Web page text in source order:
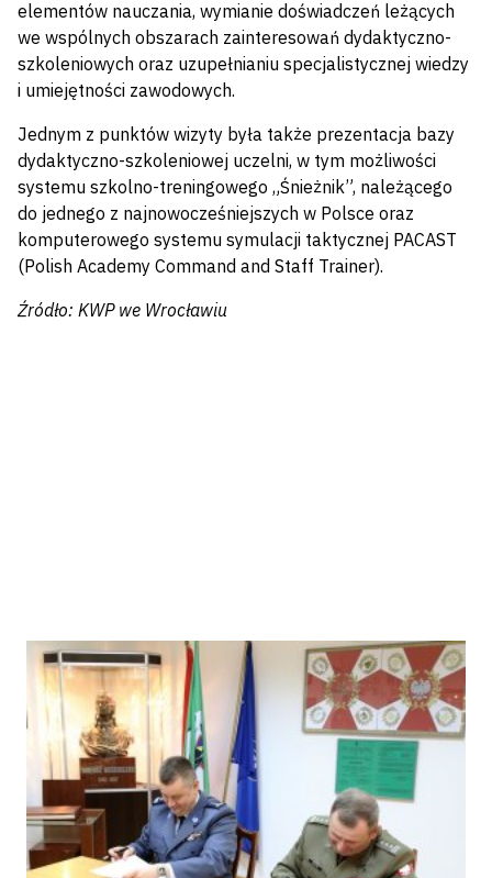
elementów nauczania, wymianie doświadczeń leżących
we wspólnych obszarach zainteresowań dydaktyczno-
szkoleniowych oraz uzupełnianiu specjalistycznej wiedzy
i umiejętności zawodowych.
Jednym z punktów wizyty była także prezentacja bazy
dydaktyczno-szkoleniowej uczelni, w tym możliwości
systemu szkolno-treningowego „Śnieżnik”, należącego
do jednego z najnowocześniejszych w Polsce oraz
komputerowego systemu symulacji taktycznej PACAST
(Polish Academy Command and Staff Trainer).
Źródło: KWP we Wrocławiu